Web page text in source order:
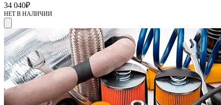
34 040₽
НЕТ В НАЛИЧИИ